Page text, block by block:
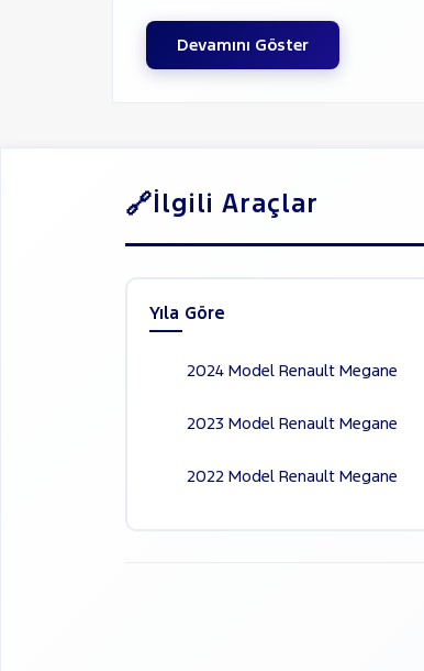
Devamını Göster
İlgili Araçlar
Yıla Göre
2024 Model Renault Megane
2023 Model Renault Megane
2022 Model Renault Megane